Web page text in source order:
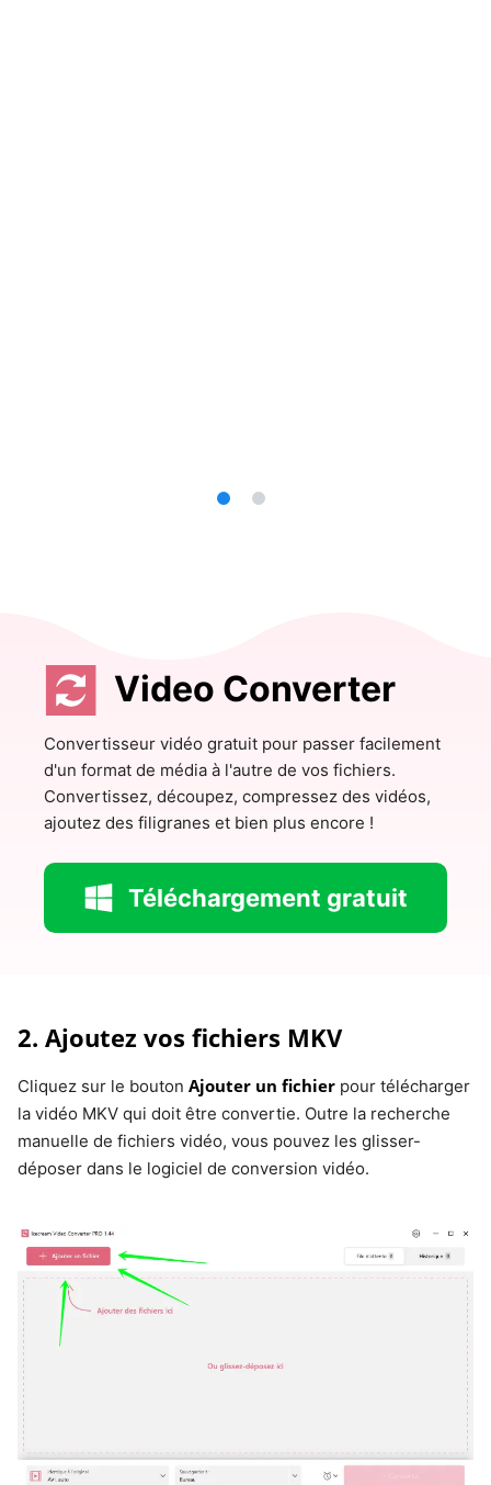
Video Converter
Convertisseur vidéo gratuit pour passer facilement
d'un format de média à l'autre de vos fichiers.
Convertissez, découpez, compressez des vidéos,
ajoutez des filigranes et bien plus encore !
Téléchargement gratuit
2. Ajoutez vos fichiers MKV
Cliquez sur le bouton Ajouter un fichier pour télécharger
la vidéo MKV qui doit être convertie. Outre la recherche
manuelle de fichiers vidéo, vous pouvez les glisser-
déposer dans le logiciel de conversion vidéo.